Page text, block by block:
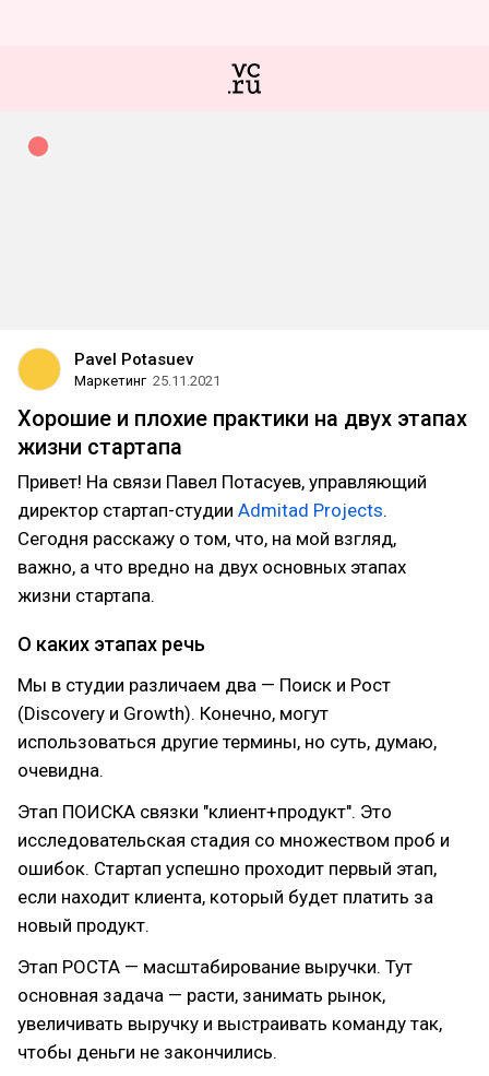
Pavel Potasuev
Маркетинг 25.11.2021
Хорошие и плохие практики на двух этапах
жизни стартапа
Привет! На связи Павел Потасуев, управляющий
директор стартап-студии Admitad Projects.
Сегодня расскажу о том, что, на мой взгляд,
важно, а что вредно на двух основных этапах
жизни стартапа.
О каких этапах речь
Мы в студии различаем два — Поиск и Рост
(Discovery и Growth). Конечно, могут
использоваться другие термины, но суть, думаю,
очевидна.
Этап ПОИСКА связки "клиент+продукт". Это
исследовательская стадия со множеством проб и
ошибок. Стартап успешно проходит первый этап,
если находит клиента, который будет платить за
новый продукт.
Этап РОСТА — масштабирование выручки. Тут
основная задача — расти, занимать рынок,
увеличивать выручку и выстраивать команду так,
чтобы деньги не закончились.